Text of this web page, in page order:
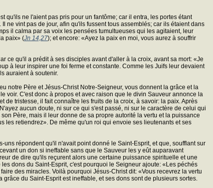
qu'ils ne l'aient pas pris pour un fantôme; car il entra, les portes étant
ne vint pas de jour, afin qu'ils fussent tous assemblés; car ils étaient dans
il calma par sa voix les pensées tumultueuses qui les agitaient, leur
paix» (Jn 14,27); et encore: «Ayez la paix en moi, vous aurez à souffrir
ce qu'il a prédit à ses disciples avant d'aller à la croix, avant sa mort: «Je
à leur inspirer une foi ferme et constante. Comme les Juifs leur devaient
auraient à soutenir.
notre Père et Jésus-Christ Notre-Seigneur, vous donnent la grâce et la
voir. C'est donc à propos et avec raison que le divin Sauveur annonce la
tristesse, il fait connaître les fruits de la croix, à savoir: la paix. Après
aucun doute, ni sur ce qui s'est passé, ni sur le caractère de celui qui
Père, mais il leur donne de sa propre autorité la vertu et la puissance
les retiendrez». De même qu'un roi qui envoie ses lieutenants et ses
répondent qu'il n'avait point donné le Saint-Esprit, et que, soufflant sur
un don si ineffable sans que le Sauveur les y eût auparavant
de dire qu'ils reçurent alors une certaine puissance spirituelle et une
dons du Saint-Esprit, c'est pourquoi le Seigneur ajoute: «Les péchés
des miracles. Voilà pourquoi Jésus-Christ dit: «Vous recevrez la vertu
du Saint-Esprit est ineffable, et ses dons sont de plusieurs sortes.